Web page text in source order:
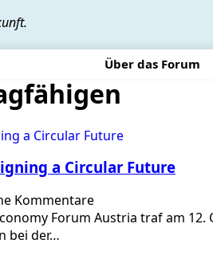
Über das Forum
a Circular Future
Kommentare
Forum Austria traf am
bei der…